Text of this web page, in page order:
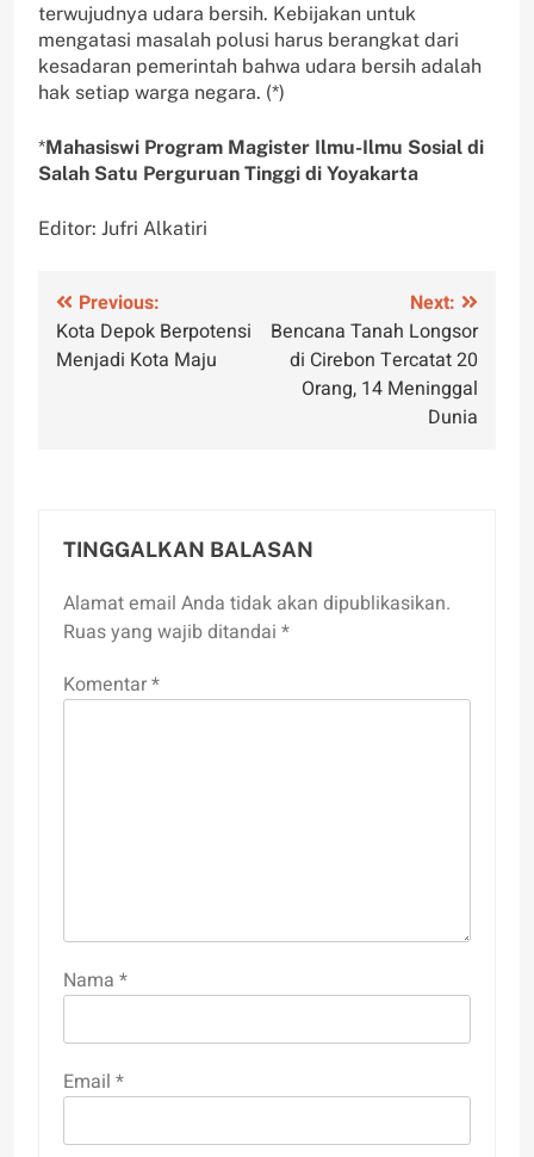
terwujudnya udara bersih. Kebijakan untuk
mengatasi masalah polusi harus berangkat dari
kesadaran pemerintah bahwa udara bersih adalah
hak setiap warga negara. (*)
*Mahasiswi Program Magister Ilmu-Ilmu Sosial di
Salah Satu Perguruan Tinggi di Yoyakarta
Editor: Jufri Alkatiri
Navigasi
pos
Previous:
Kota Depok Berpotensi
Menjadi Kota Maju
Next:
Bencana Tanah Longsor
di Cirebon Tercatat 20
Orang, 14 Meninggal
Dunia
TINGGALKAN BALASAN
Alamat email Anda tidak akan dipublikasikan.
Ruas yang wajib ditandai *
Komentar*
Nama *
Email *